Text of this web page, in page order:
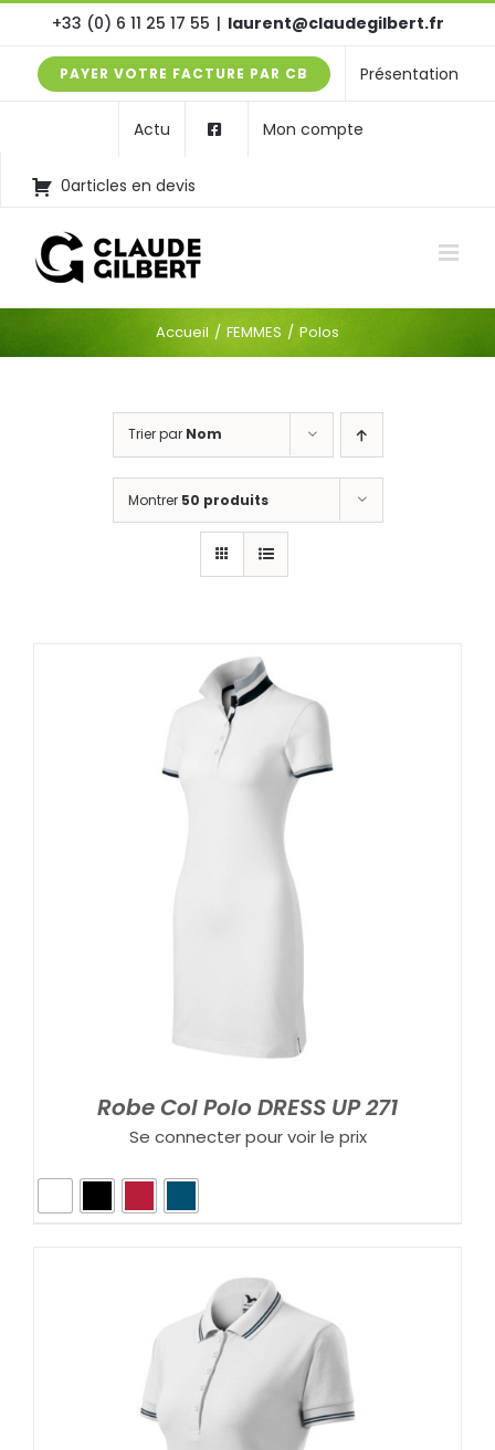
contenu
+33 (0) 6 11 25 17 55 | laurent@claudegilbert.fr
PAYER VOTRE FACTURE PAR CB Présentation
Actu
0articles en devis
Mon compte
Accueil FEMMES Polos
Trier par Nom
Montrer 50 produits
Robe Col Polo DRESS UP 271
Se connecter pour voir le prix